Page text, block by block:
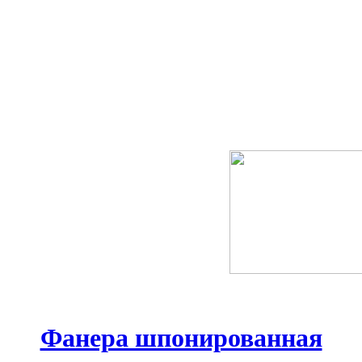
Фанера шпонированная